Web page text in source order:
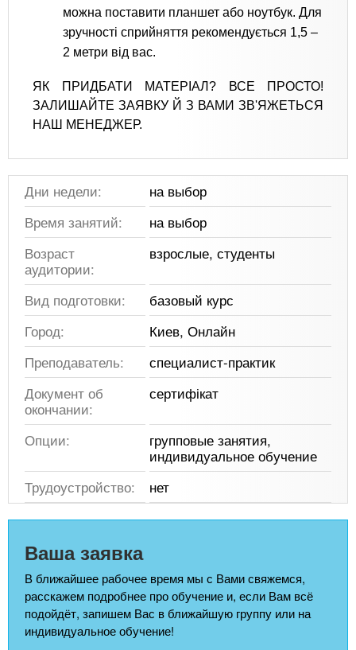
можна поставити планшет або ноутбук. Для
зручності сприйняття рекомендується 1,5 –
2 метри від вас.
ЯК ПРИДБАТИ МАТЕРІАЛ? ВСЕ ПРОСТО!
ЗАЛИШАЙТЕ ЗАЯВКУ Й З ВАМИ ЗВ'ЯЖЕТЬСЯ
НАШ МЕНЕДЖЕР.
Дни недели:
на выбор
Время занятий:
на выбор
Возраст
аудитории:
взрослые, студенты
Вид подготовки:
базовый курс
Город:
Киев, Онлайн
Преподаватель:
специалист-практик
Документ об
окончании:
сертифікат
Опции:
групповые занятия,
индивидуальное обучение
Трудоустройство:
нет
Ваша заявка
В ближайшее рабочее время мы с Вами свяжемся,
расскажем подробнее про обучение и, если Вам всё
подойдёт, запишем Вас в ближайшую группу или на
индивидуальное обучение!